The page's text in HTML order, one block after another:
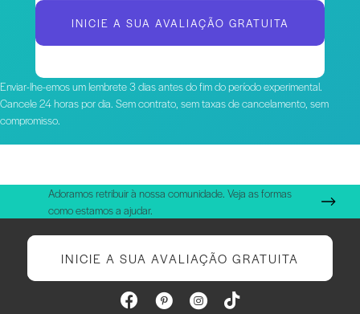
INICIE A SUA AVALIAÇÃO GRATUITA
Enviar-lhe-emos um lembrete 3 dias antes do fim do período experimental.
Cancele 24 horas por dia. Sem contrato, sem taxas de cancelamento, sem
compromisso.
Adoramos retribuir à nossa comunidade. Veja as formas
como estamos a ajudar.
INICIE A SUA AVALIAÇÃO GRATUITA